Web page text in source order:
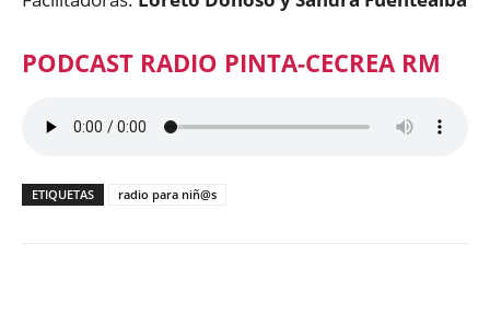
PODCAST RADIO PINTA-CECREA RM
ETIQUETAS radio para niñ@s